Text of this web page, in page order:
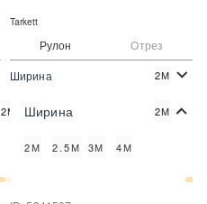
2М
Рулон Отрез
Цена:
Tarkett
Ширина 2М
Ширина 2М
2М 2.5М 3М 4М